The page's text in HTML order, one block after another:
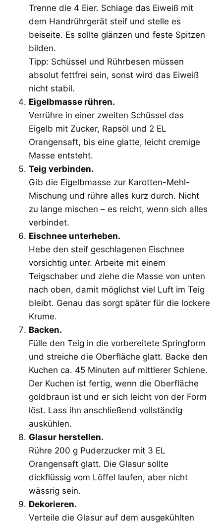
Trenne die 4 Eier. Schlage das Eiweiß mit
dem Handrührgerät steif und stelle es
beiseite. Es sollte glänzen und feste Spitzen
bilden.
Tipp: Schüssel und Rührbesen müssen
absolut fettfrei sein, sonst wird das Eiweiß
nicht stabil.
Eigelbmasse rühren.
Verrühre in einer zweiten Schüssel das
Eigelb mit Zucker, Rapsöl und 2 EL
Orangensaft, bis eine glatte, leicht cremige
Masse entsteht.
Teig verbinden.
Gib die Eigelbmasse zur Karotten-Mehl-
Mischung und rühre alles kurz durch. Nicht
zu lange mischen – es reicht, wenn sich alles
verbindet.
Eischnee unterheben.
Hebe den steif geschlagenen Eischnee
vorsichtig unter. Arbeite mit einem
Teigschaber und ziehe die Masse von unten
nach oben, damit möglichst viel Luft im Teig
bleibt. Genau das sorgt später für die lockere
Krume.
Backen.
Fülle den Teig in die vorbereitete Springform
und streiche die Oberfläche glatt. Backe den
Kuchen ca. 45 Minuten auf mittlerer Schiene.
Der Kuchen ist fertig, wenn die Oberfläche
goldbraun ist und er sich leicht von der Form
löst. Lass ihn anschließend vollständig
auskühlen.
Glasur herstellen.
Rühre 200 g Puderzucker mit 3 EL
Orangensaft glatt. Die Glasur sollte
dickflüssig vom Löffel laufen, aber nicht
wässrig sein.
Dekorieren.
Verteile die Glasur auf dem ausgekühlten